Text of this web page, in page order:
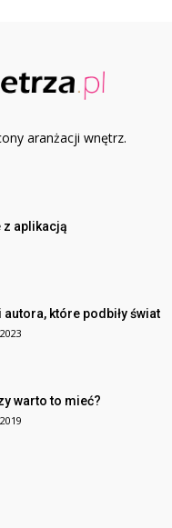
aranżacji wnętrz.
z aplikacją
autora, które podbiły świat
warto to mieć?